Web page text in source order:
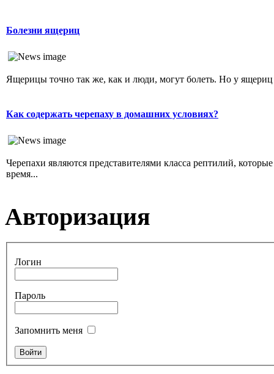
Болезни ящериц
Ящерицы точно так же, как и люди, могут болеть. Но у
Как содержать черепаху в домашних условиях?
Черепахи являются представителями класса рептилий,
время...
Авторизация
Логин
Пароль
Запомнить меня